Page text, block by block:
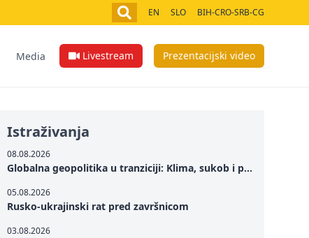
EN SLO BIH-CRO-SRB-CG
Media Livestream Prezentacijski video
Istraživanja
08.08.2026
Globalna geopolitika u tranziciji: Klima, sukob i potraga za mirom
05.08.2026
Rusko-ukrajinski rat pred završnicom
03.08.2026